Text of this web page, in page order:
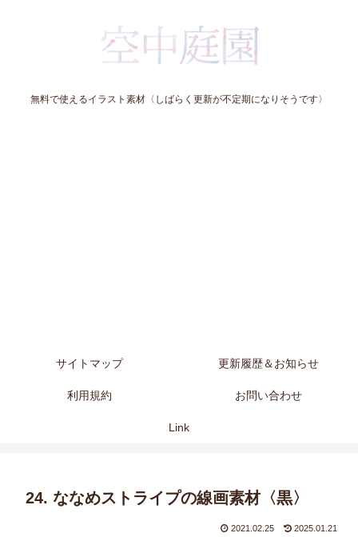
無料で使えるイラスト素材〈しばらく更新が不定期になりそうです〉
サイトマップ 更新履歴＆お知らせ
利用規約 お問い合わせ
Link
24. ななめストライプの線画素材〈黒〉
2021.02.25 2025.01.21